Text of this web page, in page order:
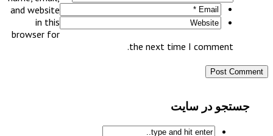
the next time I
سایت